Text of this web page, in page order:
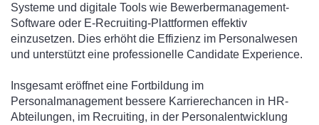
Systeme und digitale Tools wie Bewerbermanagement-
Software oder E-Recruiting-Plattformen effektiv
einzusetzen. Dies erhöht die Effizienz im Personalwesen
und unterstützt eine professionelle Candidate Experience.
Insgesamt eröffnet eine Fortbildung im
Personalmanagement bessere Karrierechancen in HR-
Abteilungen, im Recruiting, in der Personalentwicklung